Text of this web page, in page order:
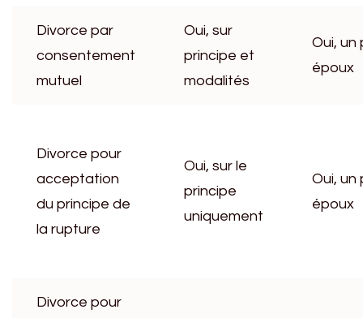
Divorce par
consentement
mutuel
Oui, sur
principe et
modalités
Oui, un
époux
Divorce pour
acceptation
du principe de
la rupture
Oui, sur le
principe
uniquement
Oui, un
époux
Divorce pour